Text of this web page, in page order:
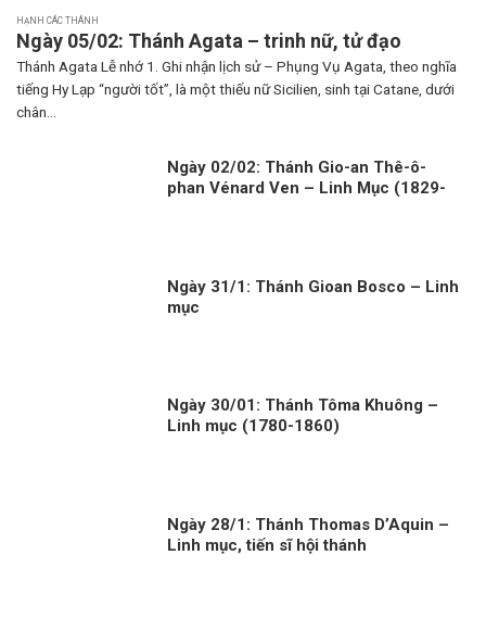
HẠNH CÁC THÁNH
Ngày 05/02: Thánh Agata – trinh nữ, tử đạo
Thánh Agata Lễ nhớ 1. Ghi nhận lịch sử – Phụng Vụ Agata, theo nghĩa
tiếng Hy Lạp “người tốt”, là một thiếu nữ Sicilien, sinh tại Catane, dưới
chân...
Ngày 02/02: Thánh Gio-an Thê-ô-
phan Vénard Ven – Linh Mục (1829-
Ngày 31/1: Thánh Gioan Bosco – Linh
mục
Ngày 30/01: Thánh Tôma Khuông –
Linh mục (1780-1860)
Ngày 28/1: Thánh Thomas D’Aquin –
Linh mục, tiến sĩ hội thánh